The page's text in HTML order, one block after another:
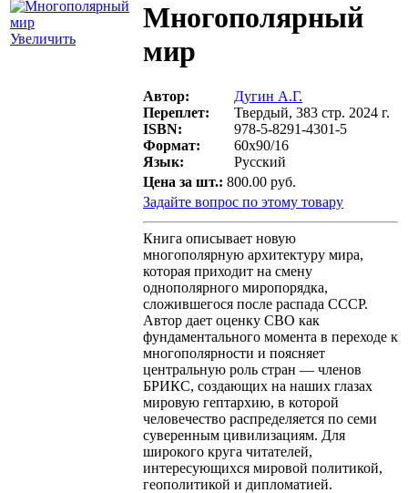
Увеличить
Многополярный
мир
Автор:
Дугин А.Г.
Переплет:
Твердый, 383 стр. 2024 г.
ISBN:
978-5-8291-4301-5
Формат:
60х90/16
Язык:
Русский
Цена за шт.: 800.00 руб.
Задайте вопрос по этому товару
Книга описывает новую
многополярную архитектуру мира,
которая приходит на смену
однополярного миропорядка,
сложившегося после распада СССР.
Автор дает оценку СВО как
фундаментального момента в переходе к
многополярности и поясняет
центральную роль стран — членов
БРИКС, создающих на наших глазах
мировую гептархию, в которой
человечество распределяется по семи
суверенным цивилизациям. Для
широкого круга читателей,
интересующихся мировой политикой,
геополитикой и дипломатией.